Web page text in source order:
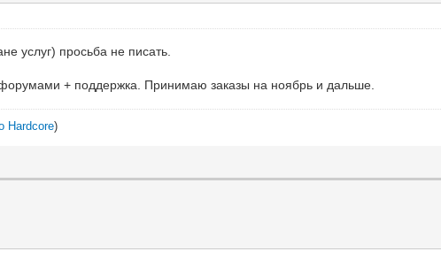
услуг) просьба не писать.
+ поддержка. Принимаю заказы на ноябрь и дальше.
Hardcore)